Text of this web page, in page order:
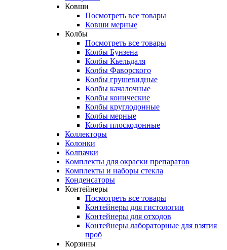
Ковши
Посмотреть все товары
Ковши мерные
Колбы
Посмотреть все товары
Колбы Бунзена
Колбы Кьельдаля
Колбы Фаворского
Колбы грушевидные
Колбы качалочные
Колбы конические
Колбы круглодонные
Колбы мерные
Колбы плоскодонные
Коллекторы
Колонки
Колпачки
Комплекты для окраски препаратов
Комплекты и наборы стекла
Конденсаторы
Контейнеры
Посмотреть все товары
Контейнеры для гистологии
Контейнеры для отходов
Контейнеры лабораторные для взятия
проб
Корзины